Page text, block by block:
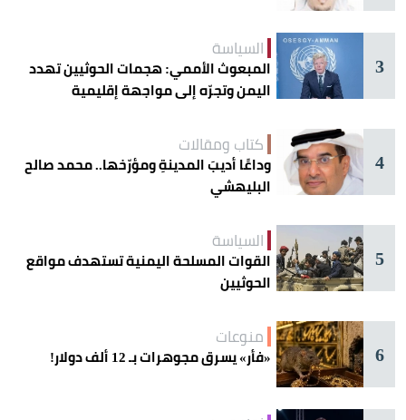
3
السياسة
المبعوث الأممي: هجمات الحوثيين تهدد
اليمن وتجرّه إلى مواجهة إقليمية
4
كتاب ومقالات
وداعًا أديبَ المدينةِ ومؤرّخها.. محمد صالح
البليهشي
5
السياسة
القوات المسلحة اليمنية تستهدف مواقع
الحوثيين
6
منوعات
«فأر» يسرق مجوهرات بـ 12 ألف دولار!